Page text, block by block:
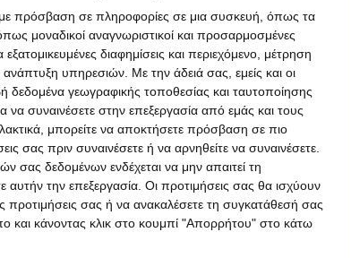
πρόσβαση σε πληροφορίες σε μια συσκευή, όπως τα
μοναδικοί αναγνωριστικοί και προσαρμοσμένες
διαφημίσεις και περιεχόμενο, μέτρηση
ανάπτυξη υπηρεσιών. Με την άδειά σας, εμείς και οι
δεδομένα γεωγραφικής τοποθεσίας και ταυτοποίησης
συναινέσετε στην επεξεργασία από εμάς και τους
μπορείτε να αποκτήσετε πρόσβαση σε πιο
σας πριν συναινέσετε ή να αρνηθείτε να συναινέσετε.
σας δεδομένων ενδέχεται να μην απαιτεί τη
αυτήν την επεξεργασία. Οι προτιμήσεις σας θα ισχύουν
προτιμήσεις σας ή να ανακαλέσετε τη συγκατάθεσή σας
και κάνοντας κλικ στο κουμπί "Απορρήτου" στο κάτω